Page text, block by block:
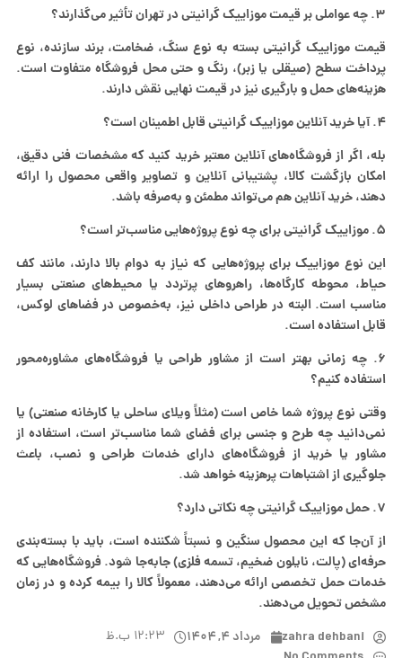
۳. چه عواملی بر قیمت موزاییک گرانیتی در تهران تأثیر می‌گذارند؟
قیمت موزاییک گرانیتی بسته به نوع سنگ، ضخامت، برند سازنده، نوع
پرداخت سطح (صیقلی یا زبر)، رنگ و حتی محل فروشگاه متفاوت است.
هزینه‌های حمل و بارگیری نیز در قیمت نهایی نقش دارند.
۴. آیا خرید آنلاین موزاییک گرانیتی قابل اطمینان است؟
بله، اگر از فروشگاه‌های آنلاین معتبر خرید کنید که مشخصات فنی دقیق،
امکان بازگشت کالا، پشتیبانی آنلاین و تصاویر واقعی محصول را ارائه
دهند، خرید آنلاین هم می‌تواند مطمئن و به‌صرفه باشد.
۵. موزاییک گرانیتی برای چه نوع پروژه‌هایی مناسب‌تر است؟
این نوع موزاییک برای پروژه‌هایی که نیاز به دوام بالا دارند، مانند کف
حیاط، محوطه کارگاه‌ها، راهروهای پرتردد یا محیط‌های صنعتی بسیار
مناسب است. البته در طراحی داخلی نیز، به‌خصوص در فضاهای لوکس،
قابل استفاده است.
۶. چه زمانی بهتر است از مشاور طراحی یا فروشگاه‌های مشاوره‌محور
استفاده کنیم؟
وقتی نوع پروژه شما خاص است (مثلاً ویلای ساحلی یا کارخانه صنعتی) یا
نمی‌دانید چه طرح و جنسی برای فضای شما مناسب‌تر است، استفاده از
مشاور یا خرید از فروشگاه‌های دارای خدمات طراحی و نصب، باعث
جلوگیری از اشتباهات پرهزینه خواهد شد.
۷. حمل موزاییک گرانیتی چه نکاتی دارد؟
از آن‌جا که این محصول سنگین و نسبتاً شکننده است، باید با بسته‌بندی
حرفه‌ای (پالت، نایلون ضخیم، تسمه فلزی) جابه‌جا شود. فروشگاه‌هایی که
خدمات حمل تخصصی ارائه می‌دهند، معمولاً کالا را بیمه کرده و در زمان
مشخص تحویل می‌دهند.
zahra dehbani
مرداد ۴, ۱۴۰۴ ۱۲:۲۳ ب.ظ